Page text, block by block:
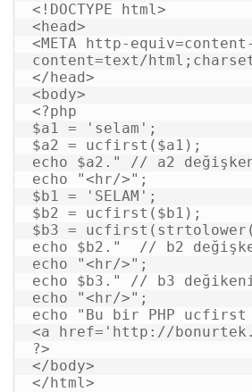
<!DOCTYPE html>
<head>
<META http-
content=text/
</head>
<body>
<?php
$a1 = 'selam';
$a2 =
echo $a2." // a2
echo "<hr/>";
$b1 = 'SELAM';
$b2 =
$b3 =
echo $b2."  // b2
echo "<hr/>";
echo $b3." // b3
echo "<hr/>";
echo "Bu bir PHP ucfirst
<a href='http://
?>
</body>
</html>